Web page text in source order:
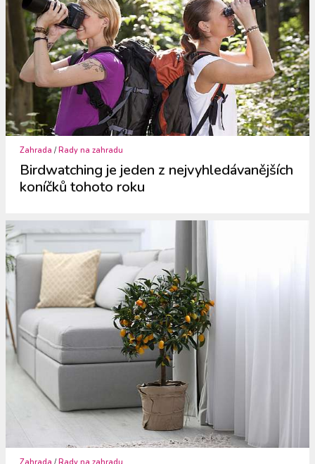
Zahrada / Rady na zahradu
Birdwatching je jeden z nejvyhledávanějších
koníčků tohoto roku